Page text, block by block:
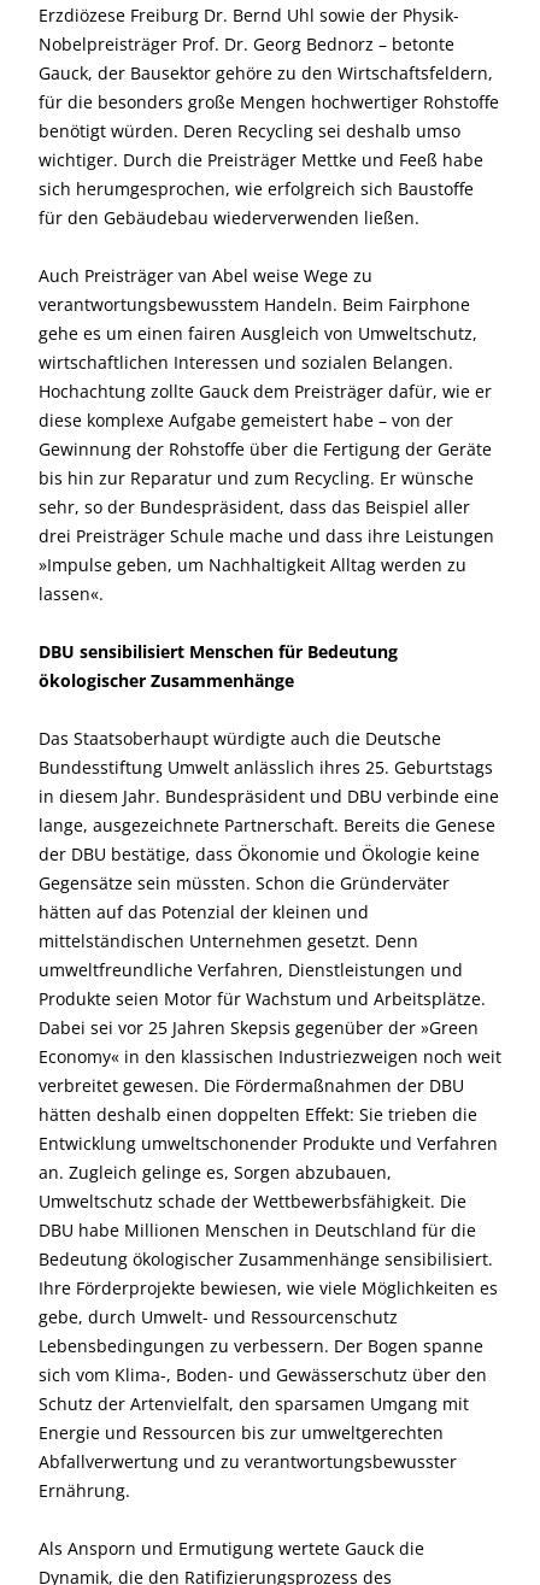
Erzdiözese Freiburg Dr. Bernd Uhl sowie der Physik-
Nobelpreisträger Prof. Dr. Georg Bednorz – betonte
Gauck, der Bausektor gehöre zu den Wirtschaftsfeldern,
für die besonders große Mengen hochwertiger Rohstoffe
benötigt würden. Deren Recycling sei deshalb umso
wichtiger. Durch die Preisträger Mettke und Feeß habe
sich herum­gesprochen, wie erfolgreich sich Baustoffe
für den Gebäudebau wiederverwenden ließen.
Auch Preisträger van Abel weise Wege zu
verantwortungsbewusstem Handeln. Beim Fairphone
gehe es um einen fairen Ausgleich von Umweltschutz,
wirtschaftlichen Interessen und sozialen Belangen.
Hochachtung zollte Gauck dem Preisträger dafür, wie er
diese komplexe Aufgabe gemeistert habe – von der
Gewinnung der Rohstoffe über die Fertigung der Geräte
bis hin zur Reparatur und zum Recycling. Er wünsche
sehr, so der Bundespräsident, dass das Beispiel aller
drei Preisträger Schule mache und dass ihre Leistungen
»Impulse geben, um Nachhaltigkeit Alltag werden zu
lassen«.
DBU sensibilisiert Menschen für Bedeutung
ökologischer Zusammenhänge
Das Staatsoberhaupt würdigte auch die Deutsche
Bundesstiftung Umwelt anlässlich ihres 25. Geburtstags
in diesem Jahr. Bundespräsident und DBU verbinde eine
lange, ausgezeichnete Partnerschaft. Bereits die Genese
der DBU bestätige, dass Ökonomie und Ökologie keine
Gegensätze sein müssten. Schon die Gründerväter
hätten auf das Potenzial der kleinen und
mittelständischen Unternehmen gesetzt. Denn
umweltfreundliche Verfahren, Dienstleistungen und
Produkte seien Motor für Wachstum und Arbeitsplätze.
Dabei sei vor 25 Jahren Skepsis gegenüber der »Green
Economy« in den klassischen Industriezweigen noch weit
verbreitet gewesen. Die Fördermaßnahmen der DBU
hätten deshalb einen doppelten Effekt: Sie trieben die
Entwicklung umweltschonender Produkte und Verfahren
an. Zugleich gelinge es, Sorgen abzubauen,
Umweltschutz schade der Wettbewerbsfähigkeit. Die
DBU habe Millionen Menschen in Deutschland für die
Bedeutung ökologischer Zusammenhänge sensibilisiert.
Ihre Förderprojekte bewiesen, wie viele Möglichkeiten es
gebe, durch Umwelt- und Ressourcenschutz
Lebensbedingungen zu verbessern. Der Bogen spanne
sich vom Klima-, Boden- und Gewässerschutz über den
Schutz der Artenvielfalt, den sparsamen Umgang mit
Energie und Ressourcen bis zur umweltgerechten
Abfallverwertung und zu verantwortungsbewusster
Ernährung.
Als Ansporn und Ermutigung wertete Gauck die
Dynamik, die den Ratifizierungsprozess des